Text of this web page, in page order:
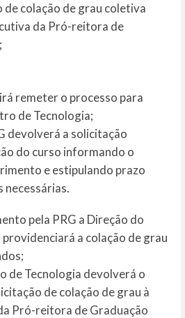
de colação de grau coletiva
da Pró-reitora de
remeter o processo para
de Tecnologia;
devolverá a solicitação
do curso informando o
e estipulando prazo
necessárias.
pela PRG a Direção do
a colação de grau
de Tecnologia devolverá o
de colação de grau à
Pró-reitora de Graduação